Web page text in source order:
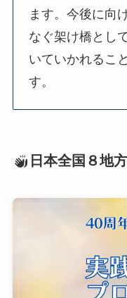
ます。今後に向
なぐ架け橋とし
いていかれるこ
す。
日本全国８地